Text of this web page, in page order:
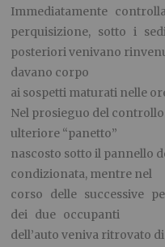
Immediatamente
perquisizione, sotto i
posteriori venivano
davano corpo
ai sospetti maturati nelle
Nel prosieguo del
ulteriore “panetto”
nascosto sotto il pannello
condizionata, mentre nel
corso delle successive
dei due occupanti
dell’auto veniva ritrovato